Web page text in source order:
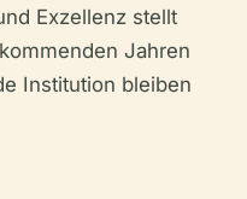
Exzellenz stellt
Jahren
Institution bleiben